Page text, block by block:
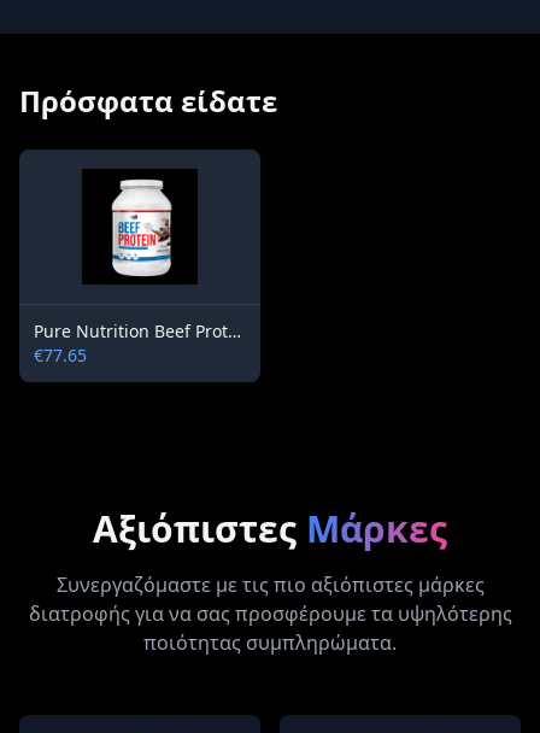
Πρόσφατα είδατε
Pure Nutrition Beef Protein
€77.65
Αξιόπιστες Μάρκες
Συνεργαζόμαστε με τις πιο αξιόπιστες μάρκες
διατροφής για να σας προσφέρουμε τα υψηλότερης
ποιότητας συμπληρώματα.